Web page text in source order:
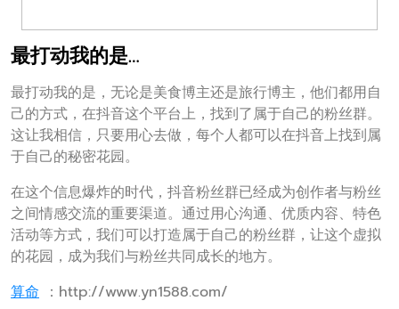
最打动我的是…
最打动我的是，无论是美食博主还是旅行博主，他们都用自
己的方式，在抖音这个平台上，找到了属于自己的粉丝群。
这让我相信，只要用心去做，每个人都可以在抖音上找到属
于自己的秘密花园。
在这个信息爆炸的时代，抖音粉丝群已经成为创作者与粉丝
之间情感交流的重要渠道。通过用心沟通、优质内容、特色
活动等方式，我们可以打造属于自己的粉丝群，让这个虚拟
的花园，成为我们与粉丝共同成长的地方。
算命 ：http://www.yn1588.com/